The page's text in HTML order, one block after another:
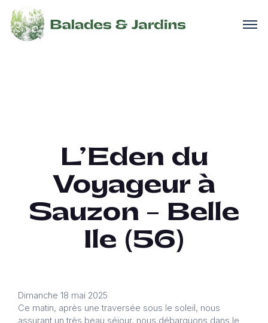
L’Eden du
Voyageur à
Sauzon – Belle
Ile (56)
Dimanche 18 mai 2025
Ce matin, après une traversée sous le soleil, nous
assurant un très beau séjour, nous débarquons dans le